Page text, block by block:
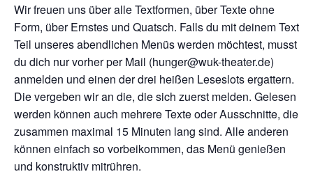
Wir freuen uns über alle Textformen, über Texte ohne
Form, über Ernstes und Quatsch. Falls du mit deinem Text
Teil unseres abendlichen Menüs werden möchtest, musst
du dich nur vorher per Mail (hunger@wuk-theater.de)
anmelden und einen der drei heißen Leseslots ergattern.
Die vergeben wir an die, die sich zuerst melden. Gelesen
werden können auch mehrere Texte oder Ausschnitte, die
zusammen maximal 15 Minuten lang sind. Alle anderen
können einfach so vorbeikommen, das Menü genießen
und konstruktiv mitrühren.